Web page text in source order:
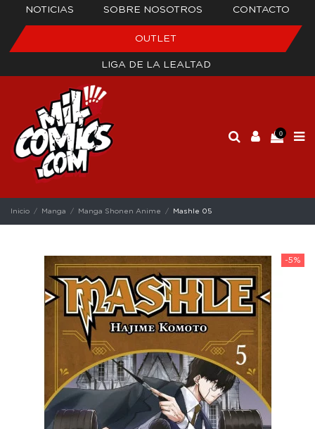
NOTICIAS SOBRE NOSOTROS CONTACTO
OUTLET
LIGA DE LA LEALTAD
0
Inicio Manga Manga Shonen Anime Mashle 05
-5%